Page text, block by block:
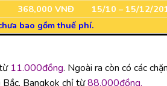
368,000 VNĐ
15/10 – 15/12/
bao gồm thuế phí.
11.000đồng. Ngoài ra còn có các
Bắc, Bangkok chỉ từ88.000đồng.